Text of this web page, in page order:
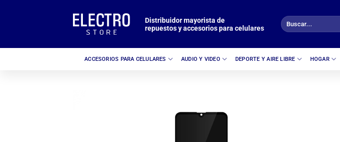
Distribuidor mayorista de
repuestos y accesorios para celulares
Buscar
por:
ACCESORIOS PARA CELULARES AUDIO Y VIDEO DEPORTE Y AIRE LIBRE HOGAR